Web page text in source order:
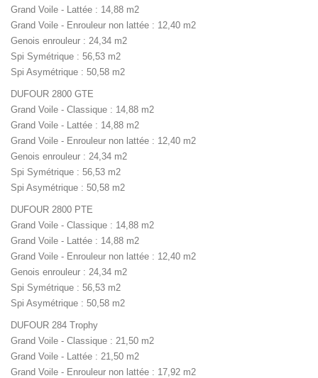
Grand Voile - Lattée : 14,88 m2
Grand Voile - Enrouleur non lattée : 12,40 m2
Genois enrouleur : 24,34 m2
Spi Symétrique : 56,53 m2
Spi Asymétrique : 50,58 m2
DUFOUR 2800 GTE
Grand Voile - Classique : 14,88 m2
Grand Voile - Lattée : 14,88 m2
Grand Voile - Enrouleur non lattée : 12,40 m2
Genois enrouleur : 24,34 m2
Spi Symétrique : 56,53 m2
Spi Asymétrique : 50,58 m2
DUFOUR 2800 PTE
Grand Voile - Classique : 14,88 m2
Grand Voile - Lattée : 14,88 m2
Grand Voile - Enrouleur non lattée : 12,40 m2
Genois enrouleur : 24,34 m2
Spi Symétrique : 56,53 m2
Spi Asymétrique : 50,58 m2
DUFOUR 284 Trophy
Grand Voile - Classique : 21,50 m2
Grand Voile - Lattée : 21,50 m2
Grand Voile - Enrouleur non lattée : 17,92 m2